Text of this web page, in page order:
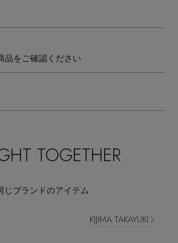
品をご確認ください
TOGETHER
じブランドのアイテム
KIJIMA TAKAYUKI